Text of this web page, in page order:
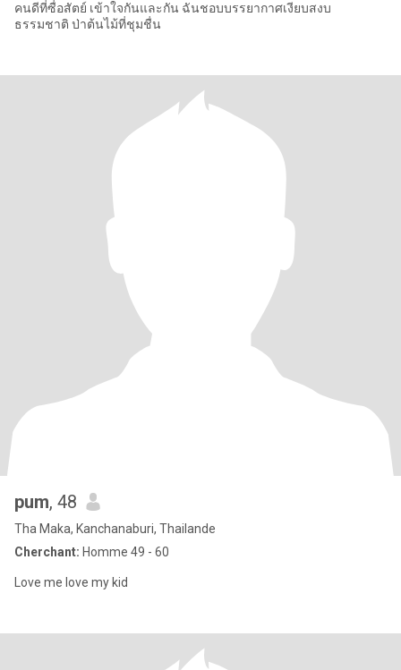
คนดีที่ซื่อสัตย์ เข้าใจกันและกัน ฉันชอบบรรยากาศเงียบสงบ
ธรรมชาติ ป่าต้นไม้ที่ชุมชื่น
pum, 48
Tha Maka, Kanchanaburi, Thailande
Cherchant: Homme 49 - 60
Love me love my kid